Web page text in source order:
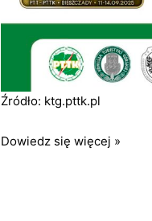
Źródło: ktg.pttk.pl
Sympozjum
Dowiedz się więcej »